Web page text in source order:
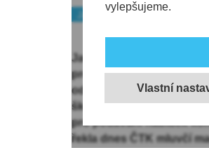
vylepšujeme.
Vlastní
Jablonecko Peníze
Jablonec nad Nisou
pro 156 dětí nedaleko
odhadli na více než 170
školku, ale také
pro podávání nabídek
řekla dnes ČTK mluvčí